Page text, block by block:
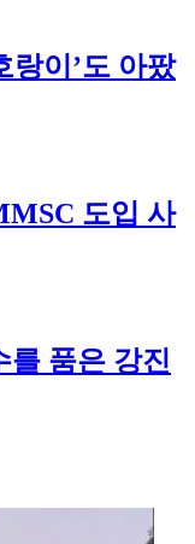
랑이’도 아팠
도입 사
를 품은 강진